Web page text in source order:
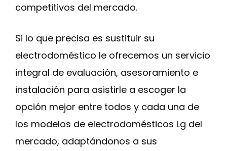
competitivos del mercado.
Si lo que precisa es sustituir su
electrodoméstico le ofrecemos un servicio
integral de evaluación, asesoramiento e
instalación para asistirle a escoger la
opción mejor entre todos y cada una de
los modelos de electrodomésticos Lg del
mercado, adaptándonos a sus